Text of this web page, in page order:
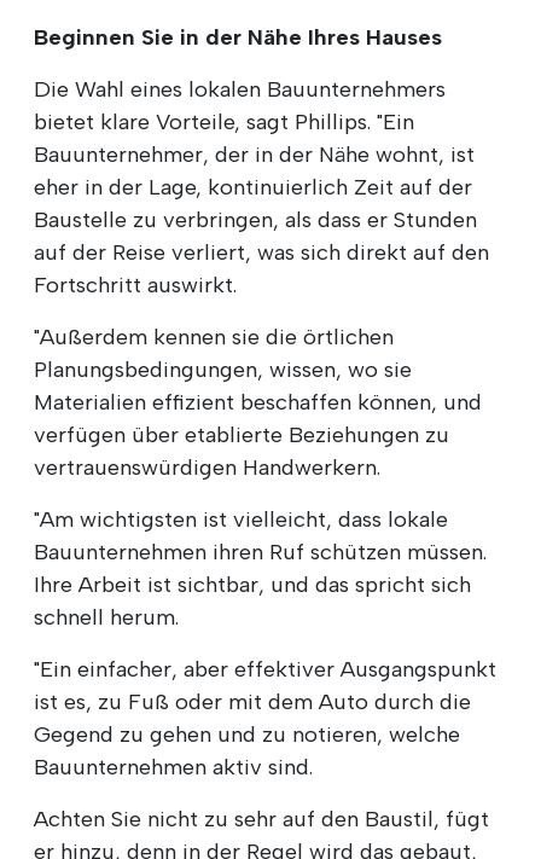
Beginnen Sie in der Nähe Ihres Hauses
Die Wahl eines lokalen Bauunternehmers
bietet klare Vorteile, sagt Phillips. "Ein
Bauunternehmer, der in der Nähe wohnt, ist
eher in der Lage, kontinuierlich Zeit auf der
Baustelle zu verbringen, als dass er Stunden
auf der Reise verliert, was sich direkt auf den
Fortschritt auswirkt.
"Außerdem kennen sie die örtlichen
Planungsbedingungen, wissen, wo sie
Materialien effizient beschaffen können, und
verfügen über etablierte Beziehungen zu
vertrauenswürdigen Handwerkern.
"Am wichtigsten ist vielleicht, dass lokale
Bauunternehmen ihren Ruf schützen müssen.
Ihre Arbeit ist sichtbar, und das spricht sich
schnell herum.
"Ein einfacher, aber effektiver Ausgangspunkt
ist es, zu Fuß oder mit dem Auto durch die
Gegend zu gehen und zu notieren, welche
Bauunternehmen aktiv sind.
Achten Sie nicht zu sehr auf den Baustil, fügt
er hinzu, denn in der Regel wird das gebaut,